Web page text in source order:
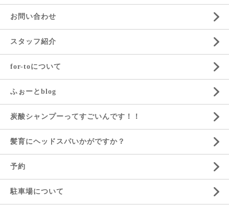
お問い合わせ
スタッフ紹介
for-toについて
ふぉーとblog
炭酸シャンプーってすごいんです！！
髪育にヘッドスパいかがですか？
予約
駐車場について